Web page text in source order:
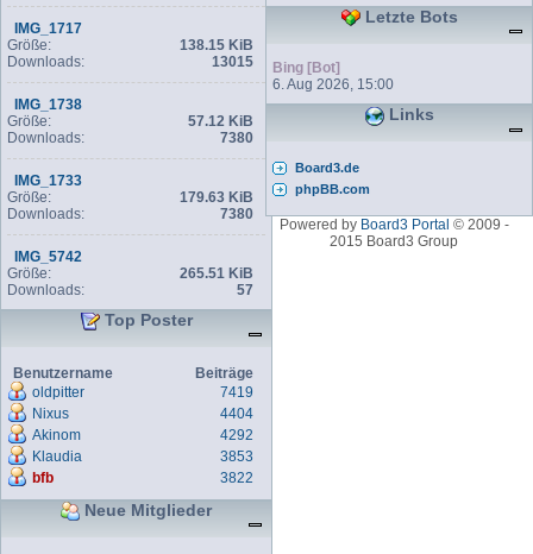
IMG_1717
Größe:
138.15 KiB
Downloads:
13015
IMG_1738
Größe:
57.12 KiB
Downloads:
7380
IMG_1733
Größe:
179.63 KiB
Downloads:
7380
IMG_5742
Größe:
265.51 KiB
Downloads:
57
Top Poster
Benutzername
Beiträge
oldpitter
7419
Nixus
4404
Akinom
4292
Klaudia
3853
bfb
3822
Neue Mitglieder
Letzte Bots
Bing [Bot]
6. Aug 2026, 15:00
Links
Board3.de
phpBB.com
Powered by Board3 Portal © 2009 -
2015 Board3 Group